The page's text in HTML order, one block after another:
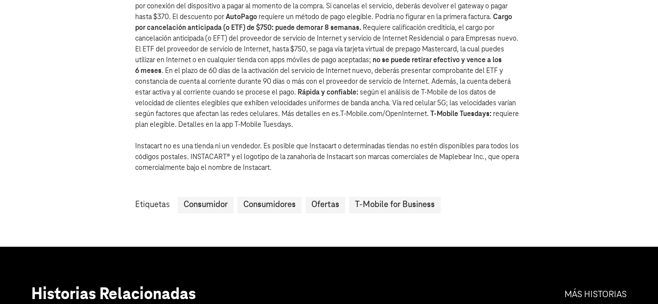
por conexión del dispositivo a pagar al momento de la compra. Si cancelas el servicio, deberás devolver el gateway o pagar
hasta $370. El descuento porAutoPago requiere un método de pago elegible. Podría no figurar en la primera factura. Cargo
por cancelación anticipada (o ETF) de $750: puede demorar 8 semanas. Requiere calificación crediticia, el cargo por
cancelación anticipada (o EFT) del proveedor de servicio de Internet y servicio de Internet Residencial o para Empresas nuevo.
El ETF del proveedor de servicio de Internet, hasta $750, se paga vía tarjeta virtual de prepago Mastercard, la cual puedes
utilizar en Internet o en cualquier tienda con apps móviles de pago aceptadas; no se puede retirar efectivo y vence a los
6 meses. En el plazo de 60 días de la activación del servicio de Internet nuevo, deberás presentar comprobante del ETF y
constancia de cuenta al corriente durante 90 días o más con el proveedor de servicio de Internet. Además, la cuenta deberá
estar activa y al corriente cuando se procese el pago. Rápida y confiable: según el análisis de T‑Mobile de los datos de
velocidad de clientes elegibles que exhiben velocidades uniformes de banda ancha. Vía red celular 5G; las velocidades varían
según factores que afectan las redes celulares. Más detalles en es.T‑Mobile.com/OpenInternet. T‑Mobile Tuesdays: requiere
plan elegible. Detalles en la app T‑Mobile Tuesdays.
Instacart no es una tienda ni un vendedor. Es posible que Instacart o determinadas tiendas no estén disponibles para todos los
códigos postales. INSTACART® y el logotipo de la zanahoria de Instacart son marcas comerciales de Maplebear Inc., que opera
comercialmente bajo el nombre de Instacart.
Etiquetas Consumidor Consumidores Ofertas T-Mobile for Business
Historias Relacionadas MÁS HISTORIAS